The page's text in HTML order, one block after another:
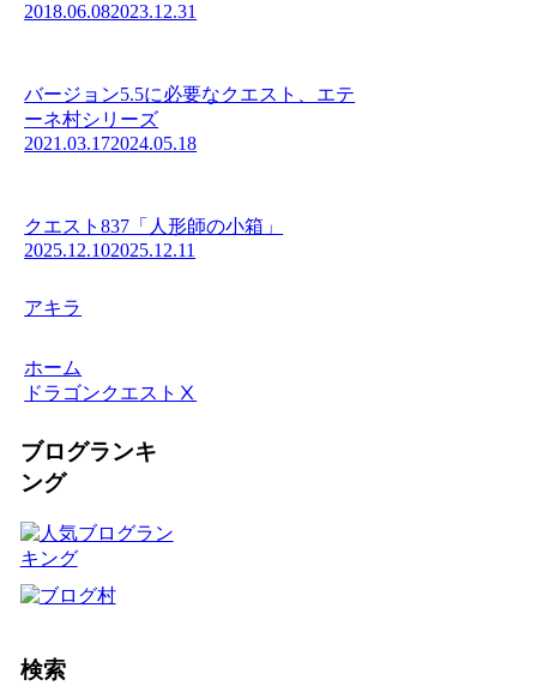
2018.06.082023.12.31
バージョン5.5に必要なクエスト、エテ
ーネ村シリーズ
2021.03.172024.05.18
クエスト837「人形師の小箱」
2025.12.102025.12.11
アキラ
ホーム
ドラゴンクエストⅩ
ブログランキ
ング
検索